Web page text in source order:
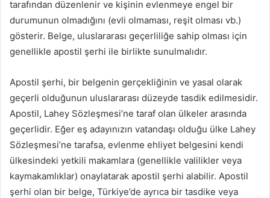
tarafından düzenlenir ve kişinin evlenmeye engel bir
durumunun olmadığını (evli olmaması, reşit olması vb.)
gösterir. Belge, uluslararası geçerliliğe sahip olması için
genellikle apostil şerhi ile birlikte sunulmalıdır.
Apostil şerhi, bir belgenin gerçekliğinin ve yasal olarak
geçerli olduğunun uluslararası düzeyde tasdik edilmesidir.
Apostil, Lahey Sözleşmesi’ne taraf olan ülkeler arasında
geçerlidir. Eğer eş adayınızın vatandaşı olduğu ülke Lahey
Sözleşmesi’ne tarafsa, evlenme ehliyet belgesini kendi
ülkesindeki yetkili makamlara (genellikle valilikler veya
kaymakamlıklar) onaylatarak apostil şerhi alabilir. Apostil
şerhi olan bir belge, Türkiye’de ayrıca bir tasdike veya